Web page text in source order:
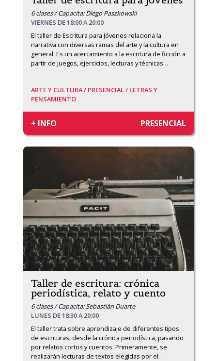
6 clases / Capacita: Diego Paszkowski
VIERNES DE 18:00 A 20:00
El taller de Escritura para Jóvenes relaciona la
narrativa con diversas ramas del arte y la cultura en
general. Es un acercamiento a la escritura de ficción a
partir de juegos, ejercicios, lecturas y técnicas…
ARTE Y CULTURA / PRESENCIAL / LETRAS Y
PENSAMIENTO
+ INFO PRESENCIAL
Taller de escritura: crónica
periodística, relato y cuento
6 clases / Capacita: Sebastián Duarte
LUNES DE 18:30 A 20:00
El taller trata sobre aprendizaje de diferentes tipos
de escrituras, desde la crónica periodística, pasando
por relatos cortos y cuentos. Primeramente, se
realizarán lecturas de textos elegidas por el…